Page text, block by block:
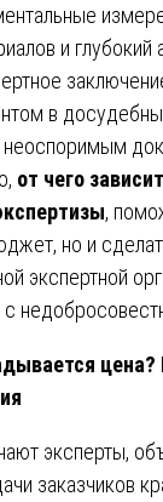
и глубокий
в
от чего
,
но и
экспертной
с
эксперты,
заказчиков